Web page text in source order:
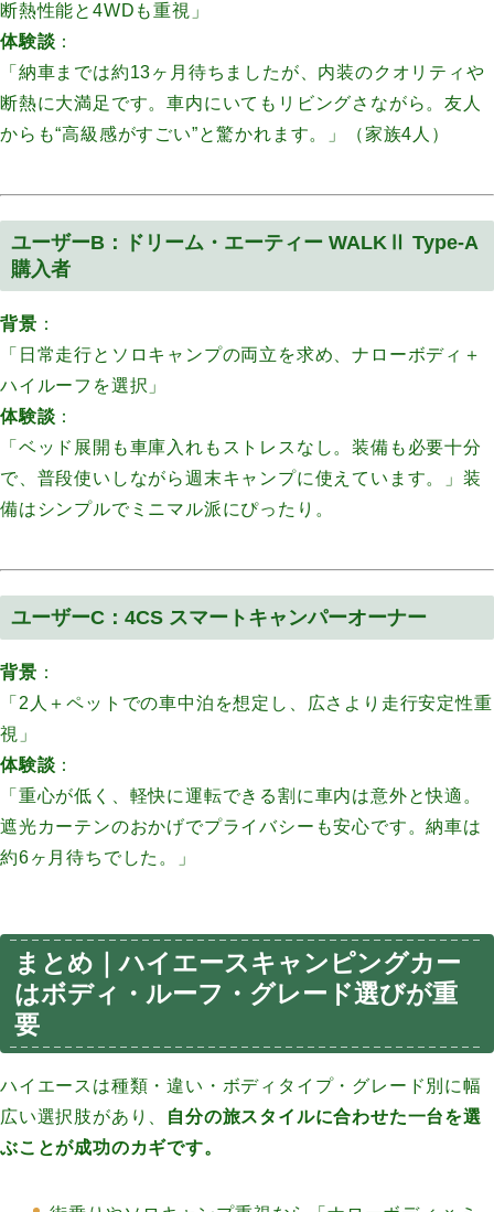
断熱性能と4WDも重視」
体験談 ：
「納車までは約13ヶ月待ちましたが、内装のクオリティや
断熱に大満足です。車内にいてもリビングさながら。友人
からも“高級感がすごい”と驚かれます。」（家族4人）
ユーザーB：ドリーム・エーティー WALKⅡ Type-A
購入者
背景 ：
「日常走行とソロキャンプの両立を求め、ナローボディ＋
ハイルーフを選択」
体験談 ：
「ベッド展開も車庫入れもストレスなし。装備も必要十分
で、普段使いしながら週末キャンプに使えています。」装
備はシンプルでミニマル派にぴったり。
ユーザーC：4CS スマートキャンパーオーナー
背景 ：
「2人＋ペットでの車中泊を想定し、広さより走行安定性重
視」
体験談 ：
「重心が低く、軽快に運転できる割に車内は意外と快適。
遮光カーテンのおかげでプライバシーも安心です。納車は
約6ヶ月待ちでした。」
まとめ｜ハイエースキャンピングカー
はボディ・ルーフ・グレード選びが重
要
ハイエースは種類・違い・ボディタイプ・グレード別に幅
広い選択肢があり、
自分の旅スタイルに合わせた一台を選
ぶことが成功のカギです。